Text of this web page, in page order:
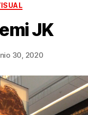
JK
30, 2020